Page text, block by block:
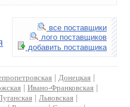
все поставщики
лого поставщиков
добавить поставщика
Донецкая
Ивано-Франковская
Львовская